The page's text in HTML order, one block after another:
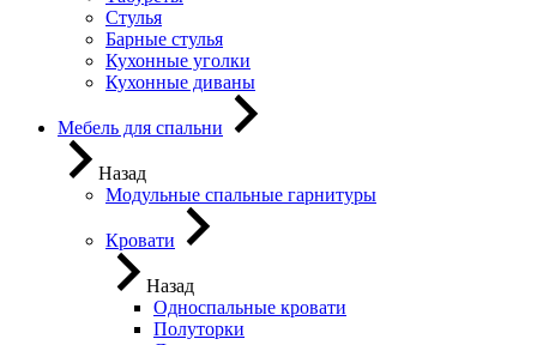
Стулья
Барные стулья
Кухонные уголки
Кухонные диваны
Мебель для спальни
Назад
Модульные спальные гарнитуры
Кровати
Назад
Односпальные кровати
Полуторки